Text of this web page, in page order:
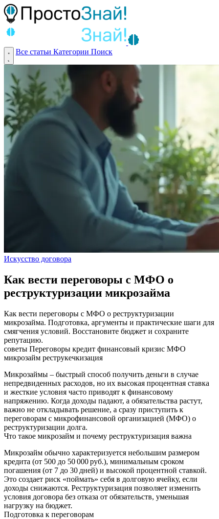
Все статьи Категории Поиск
Искусство договора
Как вести переговоры с МФО о
реструктуризации микрозайма
Как вести переговоры с МФО о реструктуризации
микрозайма. Подготовка, аргументы и практические шаги для
смягчения условий. Восстановите бюджет и сохраните
репутацию.
советы Переговоры кредит финансовый кризис МФО
микрозайм реструкечкизация
Микрозаймы – быстрый способ получить деньги в случае
непредвиденных расходов, но их высокая процентная ставка
и жесткие условия часто приводят к финансовому
напряжению. Когда доходы падают, а обязательства растут,
важно не откладывать решение, а сразу приступить к
переговорам с микрофинансовой организацией (МФО) о
реструктуризации долга.
Что такое микрозайм и почему реструктуризация важна
Микрозайм обычно характеризуется небольшим размером
кредита (от 500 до 50 000 руб.), минимальным сроком
погашения (от 7 до 30 дней) и высокой процентной ставкой.
Это создает риск «поймать» себя в долговую ячейку, если
доходы снижаются. Реструктуризация позволяет изменить
условия договора без отказа от обязательств, уменьшая
нагрузку на бюджет.
Подготовка к переговорам